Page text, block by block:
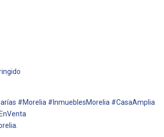
#Morelia #InmueblesMorelia #CasaAmplia